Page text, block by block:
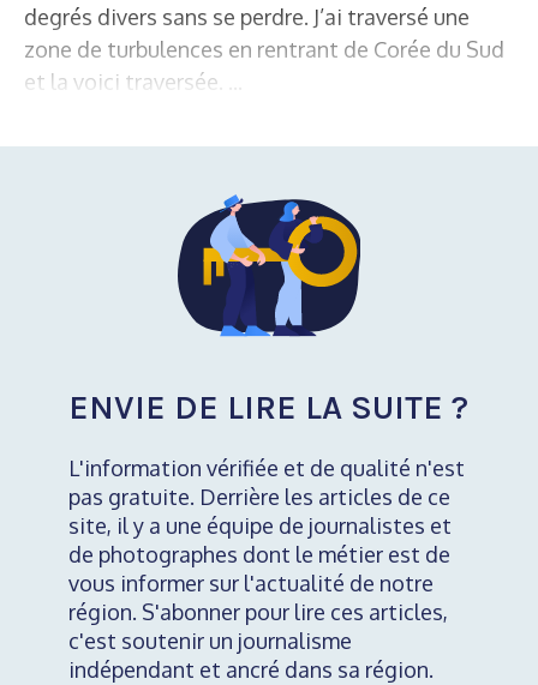
degrés divers sans se perdre. J’ai traversé une
zone de turbulences en rentrant de Corée du Sud
et la voici traversée. ...
ENVIE DE LIRE LA SUITE ?
L'information vérifiée et de qualité n'est
pas gratuite. Derrière les articles de ce
site, il y a une équipe de journalistes et
de photographes dont le métier est de
vous informer sur l'actualité de notre
région. S'abonner pour lire ces articles,
c'est soutenir un journalisme
indépendant et ancré dans sa région.